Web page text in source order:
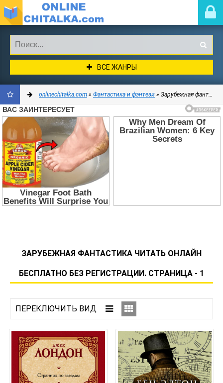
ВСЕ ЖАНРЫ
ДОБАВИТЬ
В
ЗАКЛАДКИ
onlinechitalka.com » Фантастика и фэнтези » Зарубежная фантастика
ЗАРУБЕЖНАЯ ФАНТАСТИКА ЧИТАТЬ ОНЛАЙН
БЕСПЛАТНО БЕЗ РЕГИСТРАЦИИ. СТРАНИЦА - 1